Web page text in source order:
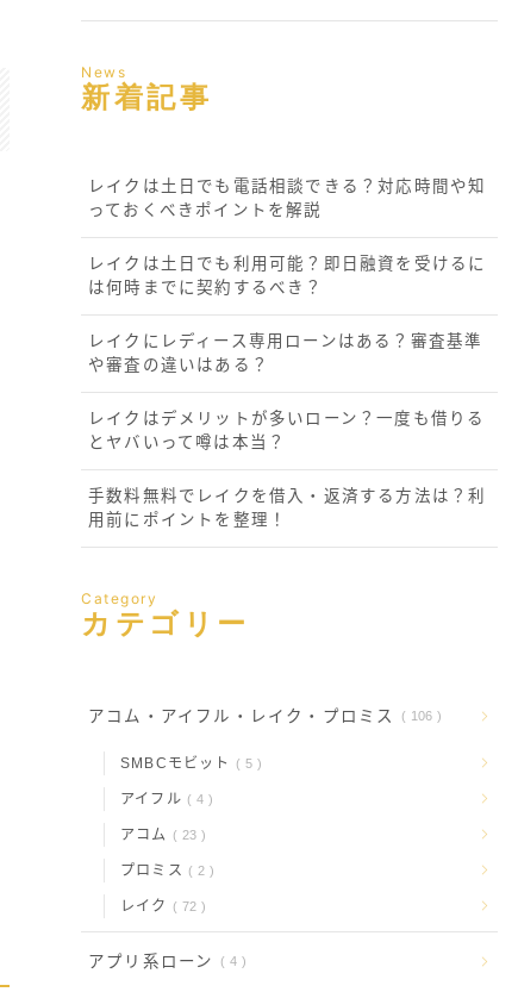
News
新着記事
レイクは土日でも電話相談できる？対応時間や知
っておくべきポイントを解説
レイクは土日でも利用可能？即日融資を受けるに
は何時までに契約するべき？
レイクにレディース専用ローンはある？審査基準
や審査の違いはある？
レイクはデメリットが多いローン？一度も借りる
とヤバいって噂は本当？
手数料無料でレイクを借入・返済する方法は？利
用前にポイントを整理！
Category
カテゴリー
アコム・アイフル・レイク・プロミス 106
SMBCモビット 5
アイフル 4
アコム 23
プロミス 2
レイク 72
アプリ系ローン 4